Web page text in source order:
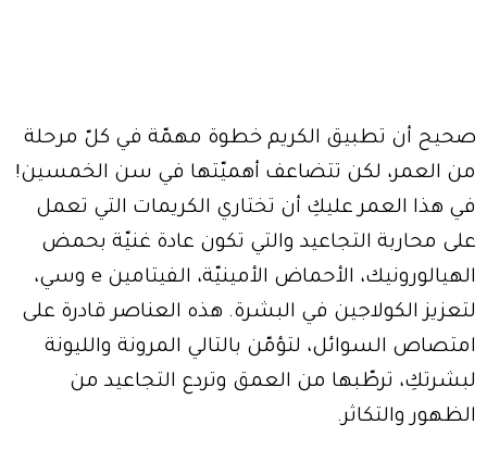
صحيح أن تطبيق الكريم خطوة مهمّة في كلّ مرحلة
من العمر، لكن تتضاعف أهميّتها في سن الخمسين!
في هذا العمر عليكِ أن تختاري الكريمات التي تعمل
على محاربة التجاعيد والتي تكون عادة غنيّة بحمض
الهيالورونيك، الأحماض الأمينيّة، الفيتامين e وسي،
لتعزيز الكولاجين في البشرة. هذه العناصر قادرة على
امتصاص السوائل، لتؤمّن بالتالي المرونة والليونة
لبشرتكِ، ترطّبها من العمق وتردع التجاعيد من
الظهور والتكاثر.